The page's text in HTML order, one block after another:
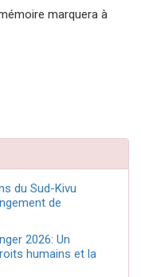
marquera à
du Sud-Kivu
de
2026: Un
humains et la